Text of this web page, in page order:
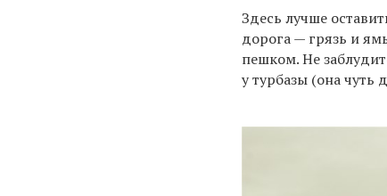
Здесь лучше
дорога — грязь и
пешком. Не
у турбазы (она чуть